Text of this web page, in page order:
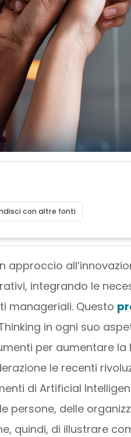
con altre fonti
approccio
integrando le
manageriali. Questo
in ogni suo
per aumentare
le recenti
di Artificial
persone, delle
quindi, di illustrare